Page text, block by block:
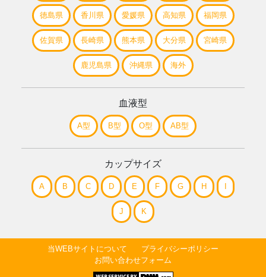
徳島県 香川県 愛媛県 高知県 福岡県
佐賀県 長崎県 熊本県 大分県 宮崎県
鹿児島県 沖縄県 海外
血液型
A型 B型 O型 AB型
カップサイズ
A B C D E F G H
J K
当WEBサイトについて
プライバシーポリシー
お問い合わせフォーム